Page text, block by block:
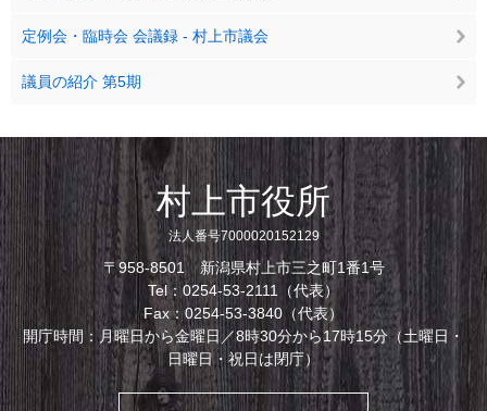
定例会・臨時会 会議録 - 村上市議会
議員の紹介 第5期
村上市役所
法人番号7000020152129
〒958-8501 新潟県村上市三之町1番1号
Tel：0254-53-2111（代表）
Fax：0254-53-3840（代表）
開庁時間：月曜日から金曜日／8時30分から17時15分（土曜日・
日曜日・祝日は閉庁）